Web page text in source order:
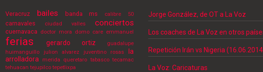
Veracruz bailes banda ms calibre 50
carnavales ciudad valles conciertos
cuernavaca doctor mora domo care emmanuel
ferias gerardo ortiz
guadalupe
huimanguillo
julion alvarez juventino rosas
la
arrolladora
merida queretaro tabasco tecamac
tehuacan tejupilco tepetlixpa
Jorge González, de OT a La Voz
Los coaches de La Voz en otros
Repetición Irán vs Nigeria
La Voz: Caricaturas